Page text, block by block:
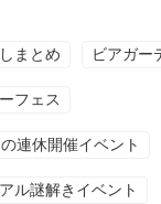
まとめ ビアガー
フェス
連休開催イベント
ル謎解きイベント